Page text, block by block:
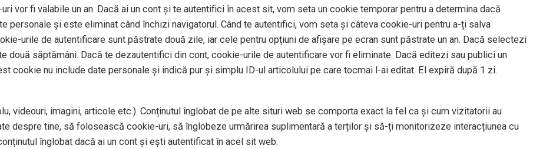
vor fi valabile un an. Dacă ai un cont și te autentifici în acest sit, vom seta un cookie temporar pentru a determina dacă
personale și este eliminat când închizi navigatorul. Când te autentifici, vom seta și câteva cookie-uri pentru a-ți salva
urile de autentificare sunt păstrate două zile, iar cele pentru opțiuni de afișare pe ecran sunt păstrate un an. Dacă selectezi
două săptămâni. Dacă te dezautentifici din cont, cookie-urile de autentificare vor fi eliminate. Dacă editezi sau publici un
cookie nu include date personale și indică pur și simplu ID-ul articolului pe care tocmai l-ai editat. El expiră după 1 zi.
videouri, imagini, articole etc.). Conținutul înglobat de pe alte situri web se comporta exact la fel ca și cum vizitatorii au
despre tine, să folosească cookie-uri, să înglobeze urmărirea suplimentară a terților și să-ți monitorizeze interacțiunea cu
înglobat dacă ai un cont și ești autentificat în acel sit web.